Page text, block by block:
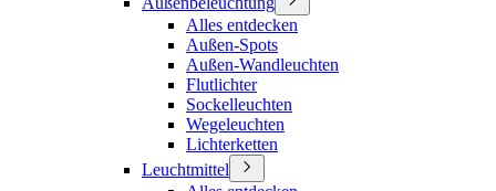
Alles entdecken
Außen-Spots
Außen-Wandleuchten
Flutlichter
Sockelleuchten
Wegeleuchten
Lichterketten
Leuchtmittel